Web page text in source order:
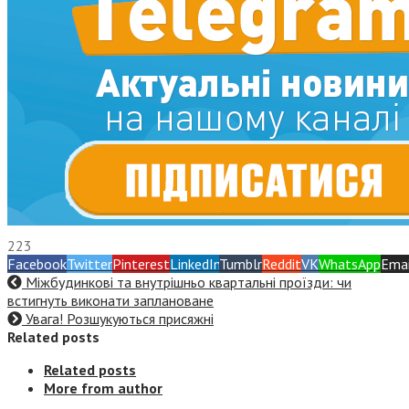
223
FacebookTwitterPinterestLinkedInTumblrRedditVKWhatsApp
Міжбудинкові та внутрішньо квартальні проїзди: чи
встигнуть виконати заплановане
Увага! Розшукуються присяжні
Related posts
Related posts
More from author